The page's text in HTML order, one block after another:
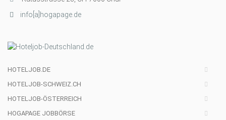
info[a]hogapage.de
HOTELJOB.DE
HOTELJOB-SCHWEIZ.CH
HOTELJOB-ÖSTERREICH
HOGAPAGE JOBBÖRSE